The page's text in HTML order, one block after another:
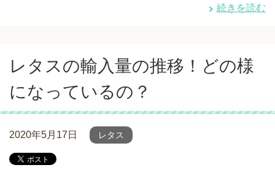
続きを読む
レタスの輸入量の推移！どの様
になっているの？
2020年5月17日 レタス